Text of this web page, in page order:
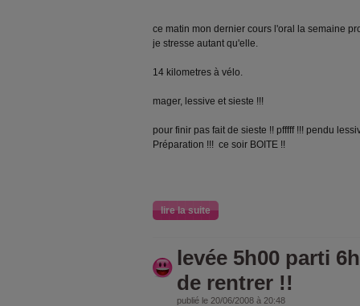
ce matin mon dernier cours l'oral la semaine
je stresse autant qu'elle.
14 kilometres à vélo.
mager, lessive et sieste !!!
pour finir pas fait de sieste !! pfffff !!! pendu
Préparation !!! ce soir BOITE !!
lire la suite
levée 5h00 parti
de rentrer !!
publié le 20/06/2008 à 20:48